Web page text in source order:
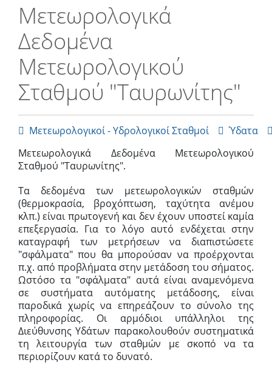
Μετεωρολογικά
Δεδομένα
Μετεωρολογικού
Σταθμού "Ταυρωνίτης"
 Μετεωρολογικοί - Υδρολογικοί Σταθμοί  Ύδατα
Μετεωρολογικά Δεδομένα Μετεωρολογικού
Σταθμού "Ταυρωνίτης".
Τα δεδομένα των μετεωρολογικών σταθμών
(θερμοκρασία, βροχόπτωση, ταχύτητα ανέμου
κλπ.) είναι πρωτογενή και δεν έχουν υποστεί καμία
επεξεργασία. Για το λόγο αυτό ενδέχεται στην
καταγραφή των μετρήσεων να διαπιστώσετε
"σφάλματα" που θα μπορούσαν να προέρχονται
π.χ. από προβλήματα στην μετάδοση του σήματος.
Ωστόσο τα "σφάλματα" αυτά είναι αναμενόμενα
σε συστήματα αυτόματης μετάδοσης, είναι
παροδικά χωρίς να επηρεάζουν το σύνολο της
πληροφορίας. Οι αρμόδιοι υπάλληλοι της
Διεύθυνσης Υδάτων παρακολουθούν συστηματικά
τη λειτουργία των σταθμών με σκοπό να τα
περιορίζουν κατά το δυνατό.